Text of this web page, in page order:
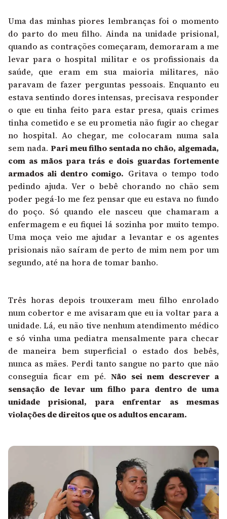
Uma das minhas piores lembranças foi o momento
do parto do meu filho. Ainda na unidade prisional,
quando as contrações começaram, demoraram a me
levar para o hospital militar e os profissionais da
saúde, que eram em sua maioria militares, não
paravam de fazer perguntas pessoais. Enquanto eu
estava sentindo dores intensas, precisava responder
o que eu tinha feito para estar presa, quais crimes
tinha cometido e se eu prometia não fugir ao chegar
no hospital. Ao chegar, me colocaram numa sala
sem nada. Pari meu filho sentada no chão, algemada,
com as mãos para trás e dois guardas fortemente
armados ali dentro comigo. Gritava o tempo todo
pedindo ajuda. Ver o bebê chorando no chão sem
poder pegá-lo me fez pensar que eu estava no fundo
do poço. Só quando ele nasceu que chamaram a
enfermagem e eu fiquei lá sozinha por muito tempo.
Uma moça veio me ajudar a levantar e os agentes
prisionais não saíram de perto de mim nem por um
segundo, até na hora de tomar banho.
Três horas depois trouxeram meu filho enrolado
num cobertor e me avisaram que eu ia voltar para a
unidade. Lá, eu não tive nenhum atendimento médico
e só vinha uma pediatra mensalmente para checar
de maneira bem superficial o estado dos bebês,
nunca as mães. Perdi tanto sangue no parto que não
conseguia ficar em pé.Não sei nem descrever a
sensação de levar um filho para dentro de uma
unidade prisional, para enfrentar as mesmas
violações de direitos que os adultos encaram.